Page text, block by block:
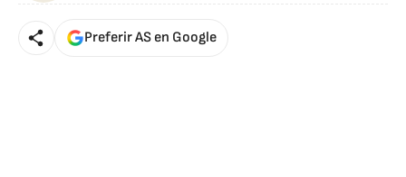
Preferir AS en Google